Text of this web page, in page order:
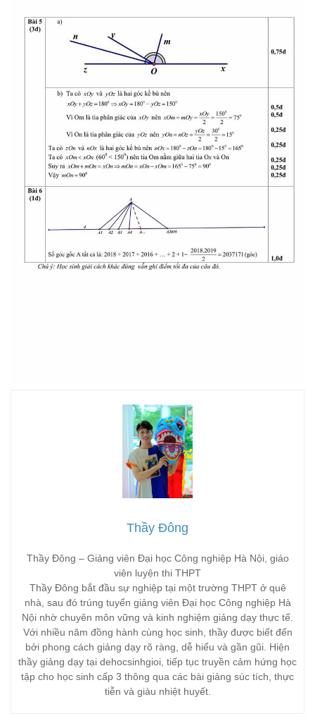
Thầy Đông
Thầy Đông – Giảng viên Đại học Công nghiệp Hà Nội, giáo
viên luyện thi THPT
Thầy Đông bắt đầu sự nghiệp tại một trường THPT ở quê
nhà, sau đó trúng tuyển giảng viên Đại học Công nghiệp Hà
Nội nhờ chuyên môn vững và kinh nghiệm giảng dạy thực tế.
Với nhiều năm đồng hành cùng học sinh, thầy được biết đến
bởi phong cách giảng dạy rõ ràng, dễ hiểu và gần gũi. Hiện
thầy giảng dạy tại dehocsinhgioi, tiếp tục truyền cảm hứng học
tập cho học sinh cấp 3 thông qua các bài giảng súc tích, thực
tiễn và giàu nhiệt huyết.